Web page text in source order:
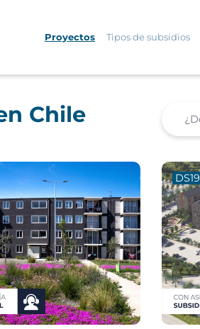
Proyectos Tipos de subsidios
Chile
DS19